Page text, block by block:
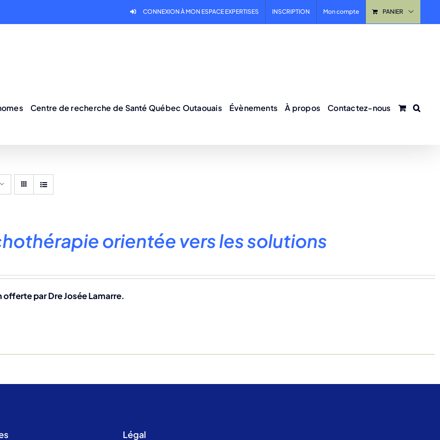
CONNEXION À MON ESPACE EXPERTISES INSCRIPTION Mon compte PANIER
Centre de recherche de Santé Québec Outaouais Évènements À propos Contactez-nous
orientée vers les solutions
offerte par Dre Josée Lamarre.
Légal